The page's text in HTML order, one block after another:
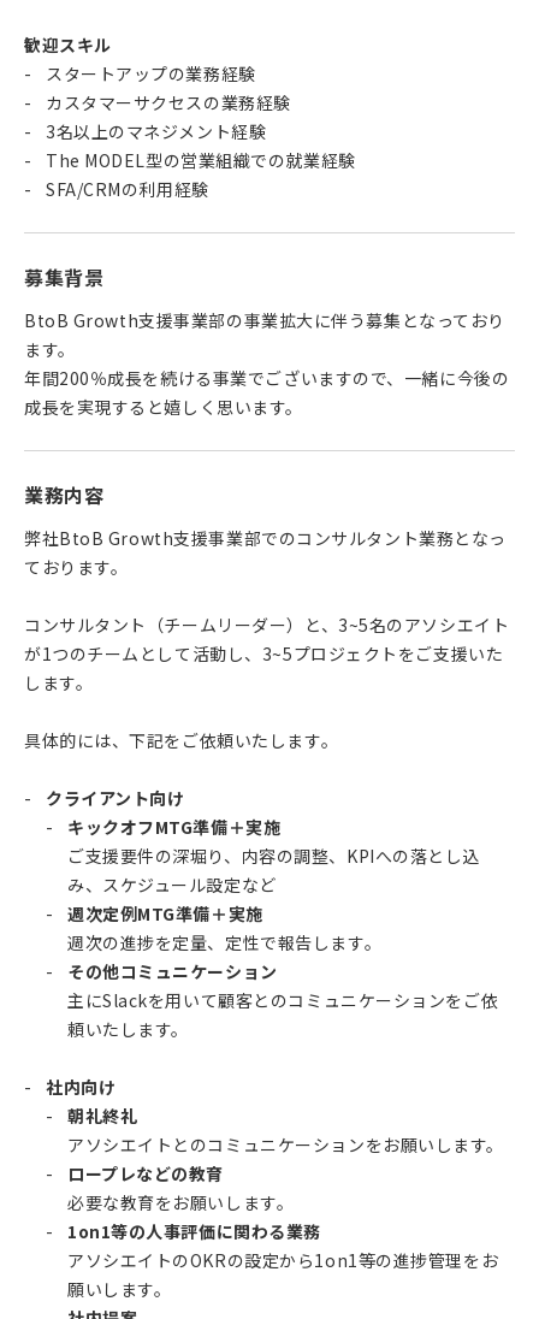
歓迎スキル
スタートアップの業務経験
カスタマーサクセスの業務経験
3名以上のマネジメント経験
The MODEL型の営業組織での就業経験
SFA/CRMの利用経験
募集背景
BtoB Growth支援事業部の事業拡大に伴う募集となっており
ます。
年間200％成長を続ける事業でございますので、一緒に今後の
成長を実現すると嬉しく思います。
業務内容
弊社BtoB Growth支援事業部でのコンサルタント業務となっ
ております。
コンサルタント（チームリーダー）と、3~5名のアソシエイト
が1つのチームとして活動し、3~5プロジェクトをご支援いた
します。
具体的には、下記をご依頼いたします。
クライアント向け
キックオフMTG準備＋実施
ご支援要件の深堀り、内容の調整、KPIへの落とし込
み、スケジュール設定など
週次定例MTG準備＋実施
週次の進捗を定量、定性で報告します。
その他コミュニケーション
主にSlackを用いて顧客とのコミュニケーションをご依
頼いたします。
社内向け
朝礼終礼
アソシエイトとのコミュニケーションをお願いします。
ロープレなどの教育
必要な教育をお願いします。
1on1等の人事評価に関わる業務
アソシエイトのOKRの設定から1on1等の進捗管理をお
願いします。